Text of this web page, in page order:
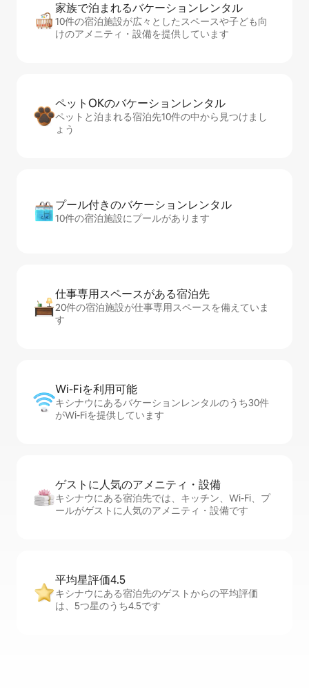
家族で泊まれるバ⁠ケ⁠ー⁠シ⁠ョ⁠ンレ⁠ン⁠タ⁠ル
10件の宿泊施設が広々としたスペースや子ども向
けのアメニティ・設備を提供しています
ペットOKのバ⁠ケ⁠ー⁠シ⁠ョ⁠ンレ⁠ン⁠タ⁠ル
ペットと泊まれる宿泊先10件の中から見つけまし
ょう
プール付きのバ⁠ケ⁠ー⁠シ⁠ョ⁠ンレ⁠ン⁠タ⁠ル
10件の宿泊施設にプールがあります
仕事専用ス⁠ペ⁠ー⁠スがあ⁠る宿⁠泊⁠先
20件の宿泊施設が仕事専用スペースを備えていま
す
Wi-Fiを利⁠用⁠可⁠能
キシナウにあるバケーションレンタルのうち30件
がWi-Fiを提供しています
ゲストに人⁠気⁠のア⁠メ⁠ニ⁠テ⁠ィ・設⁠備
キシナウにある宿泊先では、キッチン、Wi-Fi、プ
ールがゲストに人気のアメニティ・設備です
平均星評価4.5
キシナウにある宿泊先のゲストからの平均評価
は、5つ星のうち4.5です